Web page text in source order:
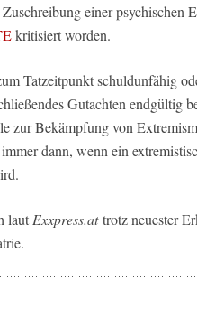
einer psychischen
kritisiert worden.
Tatzeitpunkt schuldunfähig
Gutachten endgültig
zur Bekämpfung von
dann, wenn ein
laut Exxpress.attrotz neuester